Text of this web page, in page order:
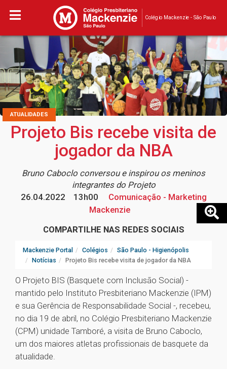
Colégio Mackenzie - São Paulo
ATUALIDADES
Projeto Bis recebe visita de
jogador da NBA
Bruno Caboclo conversou e inspirou os meninos
integrantes do Projeto
26.04.2022
13h00
Comunicação - Marketing
Mackenzie
COMPARTILHE NAS REDES SOCIAIS
Mackenzie Portal Colégios
São Paulo - Higienópolis
Notícias
Projeto Bis recebe visita de jogador da NBA
O Projeto BIS (Basquete com Inclusão Social) -
mantido pelo Instituto Presbiteriano Mackenzie (IPM)
e sua Gerência de Responsabilidade Social -, recebeu,
no dia 19 de abril, no Colégio Presbiteriano Mackenzie
(CPM) unidade Tamboré, a visita de Bruno Caboclo,
um dos maiores atletas profissionais de basquete da
atualidade.